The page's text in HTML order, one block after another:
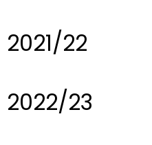
2021/22
2022/23